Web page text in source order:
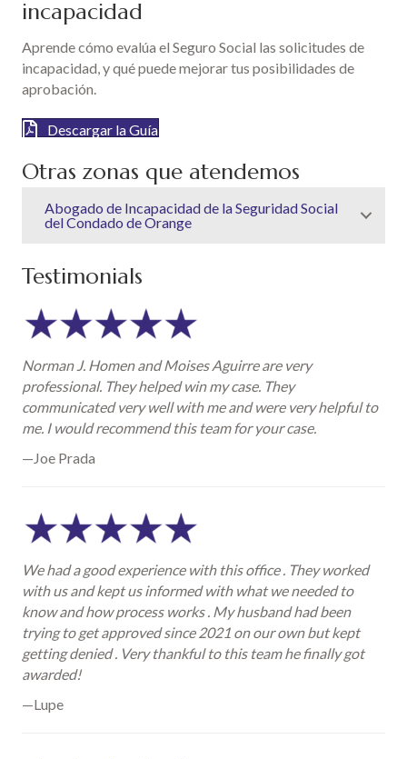
incapacidad
Aprende cómo evalúa el Seguro Social las solicitudes de
incapacidad, y qué puede mejorar tus posibilidades de
aprobación.
Descargar la Guía
Otras zonas que atendemos
Abogado de Incapacidad de la Seguridad Social
del Condado de Orange
Testimonials
Norman J. Homen and Moises Aguirre are very
professional. They helped win my case. They
communicated very well with me and were very helpful to
me. I would recommend this team for your case.
—Joe Prada
We had a good experience with this office . They worked
with us and kept us informed with what we needed to
know and how process works . My husband had been
trying to get approved since 2021 on our own but kept
getting denied . Very thankful to this team he finally got
awarded!
—Lupe